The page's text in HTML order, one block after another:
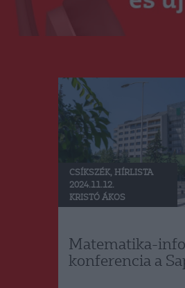
Podcast és videók
Stáb
Kapcsolat
RO
CSÍKSZÉK, HÍRLISTA
2024.11.12.
KRISTÓ ÁKOS
Matematika-
konferencia a